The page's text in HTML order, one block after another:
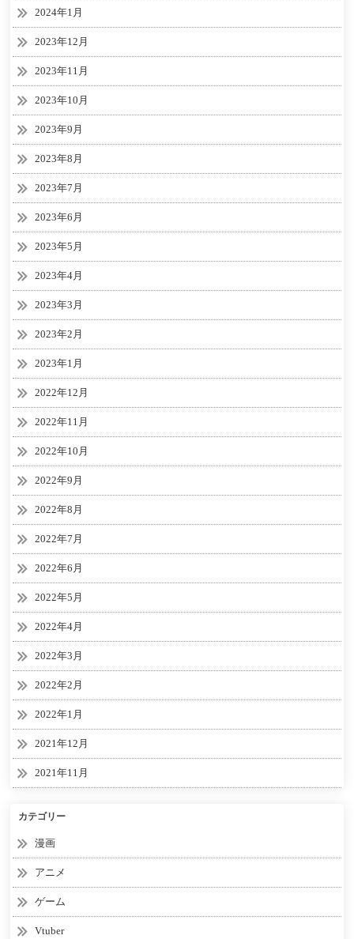
2024年1月
2023年12月
2023年11月
2023年10月
2023年9月
2023年8月
2023年7月
2023年6月
2023年5月
2023年4月
2023年3月
2023年2月
2023年1月
2022年12月
2022年11月
2022年10月
2022年9月
2022年8月
2022年7月
2022年6月
2022年5月
2022年4月
2022年3月
2022年2月
2022年1月
2021年12月
2021年11月
カテゴリー
漫画
アニメ
ゲーム
Vtuber